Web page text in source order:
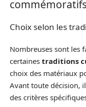
commémoratifs
Choix selon les
Nombreuses sont les
certaines traditions
choix des matériaux
Avant toute décision,
des critères